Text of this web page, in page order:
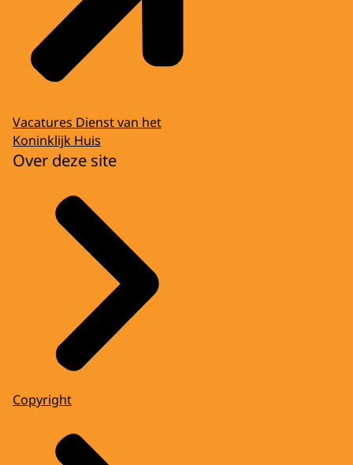
Vacatures Dienst van het
Koninklijk Huis
Over deze site
Copyright